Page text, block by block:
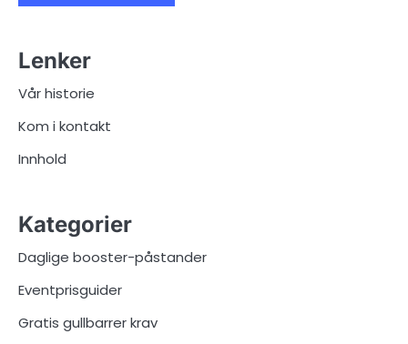
Lenker
Vår historie
Kom i kontakt
Innhold
Kategorier
Daglige booster-påstander
Eventprisguider
Gratis gullbarrer krav